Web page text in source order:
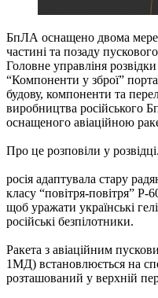
БпЛА оснащено двома
частині та позаду
Головне управліня
“Компоненти у зброї”
будову, компоненти та
виробництва російського
оснащеного авіаційною
Про це розповіли у розвідці.
росія адаптувала стару
класу “повітря-повітря” Р-
щоб уражати українські
російські безпілотники.
Ракета з авіаційним
1МД) встановлюється на
розташований у верхній